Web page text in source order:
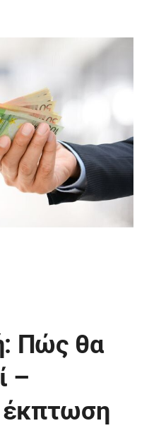
Πώς θα
–
έκπτωση